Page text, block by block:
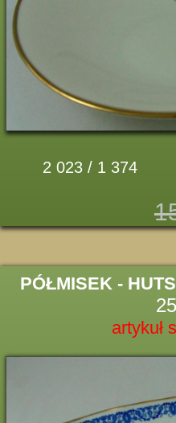
2 023 / 1 374
PÓŁMISEK -
artykuł